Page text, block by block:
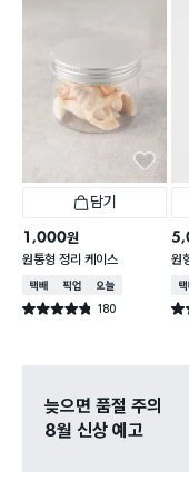
담기
1,000원
원통형 정리 케이스
택배배송매장픽업오늘배송
별점 4.8점 180
건 작성
원
별
늦으면 품절 주의
8월 신상 예고